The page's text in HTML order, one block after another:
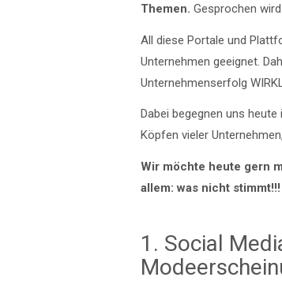
Themen. Gesprochen
All diese Portale und
Unternehmen geeignet.
Unternehmenserfolg
Dabei begegnen uns
Köpfen vieler
Wir möchte heute gern
allem: was nicht stimmt!!!
1. Social